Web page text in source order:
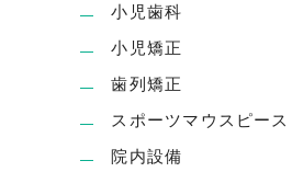
小児歯科
小児矯正
歯列矯正
スポーツマウスピース
院内設備